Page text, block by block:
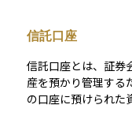
が明確になり、無駄
最近では、多くのネ
能を提供しており、
管理ができるように
目的に合わせて資金
信託口座
信託口座とは、証券
産を預かり管理する
の口座に預けられた